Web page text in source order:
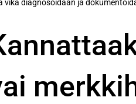
vika diagnosoidaan ja